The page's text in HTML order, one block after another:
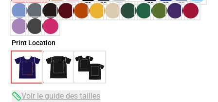
Print Location
Voir le guide des tailles